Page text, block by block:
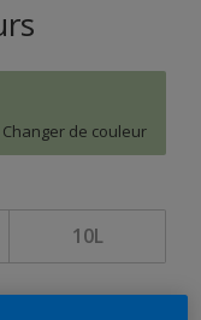
Changer de couleur
10L